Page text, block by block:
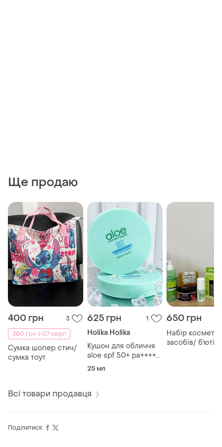
Ще продаю
400 грн
3
380 грн з 07 серп
Сумка шопер стич/
сумка тоут
625 грн 1
Holika Holika
Кушон для обличчя
aloe spf 50+ pa++++
без тону (⚡
25 мл
650 грн
Набір
засобів/ б'юті набір/
Всі товари продавця
Поділитися: